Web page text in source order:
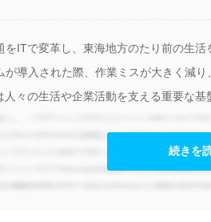
をITで変革し、東海地方のたり前の生
が導入された際、作業ミスが大きく減
人々の生活や企業活動を支える重要な基
続きを